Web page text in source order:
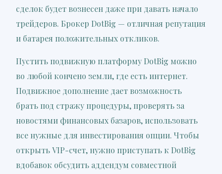
сделок будет вознесен даже при давать начало
трейдеров. Брокер DotBig — отличная репутация
и батарея положительных откликов.
Пустить подвижную платформу DotBig можно
во любой кончено земли, где есть интернет.
Подвижное дополнение дает возможность
брать под стражу процедуры, проверять за
новостями финансовых базаров, использовать
все нужные для инвестирования опции. Чтобы
открыть VIP-счет, нужно приступать к DotBig
вдобавок обсудить аддендум совместной